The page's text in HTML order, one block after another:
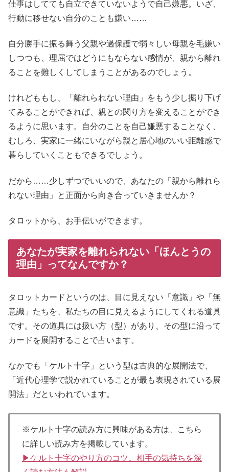
仕事はしてても自立できていないようで自己嫌悪。いざ、
行動に移せない自分のことも嫌い……
自分勝手に振る舞う父親や過保護で弱々しい母親を毛嫌い
しつつも、理屈ではどうにもならない感情が、親から離れ
ることを難しくしてしまうことがあるのでしょう。
けれどももし、「離れられない理由」をもう少し掘り下げ
てみることができれば、親との関り方を変えることができ
るように思います。自分のことを自己嫌悪することなく、
むしろ、実家に一緒にいながら親と居心地のいい距離感で
暮らしていくこともできるでしょう。
だから……少しずつでいいので、あなたの「親から離れら
れない理由」と正面から向き合っていきませんか？
タロットから、お手伝いができます。
あなたが実家を離れられない「ほんとうの
理由」ってなんですか？
タロットカードというのは、目に見えない「意識」や「無
意識」たちを、私たちの目に見えるようにしてくれる道具
です。その道具には扱い方（型）があり、その型に沿って
カードを展開することで占います。
なかでも「ケルト十字」という型は古典的な展開法で、
「近代心理学で説かれていることが最も表現されている展
開法」だといわれています。
※ケルト十字の読み方に興味がある方は、こちら
に詳しい読み方を掲載しています。
▶ケルト十字のやり方のコツ。相手の気持ちを深